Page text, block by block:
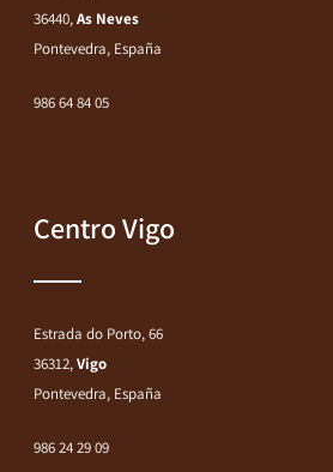
36440,As Neves
Pontevedra, España
986 64 84 05
Centro Vigo
Estrada do Porto, 66
36312,Vigo
Pontevedra, España
986 24 29 09